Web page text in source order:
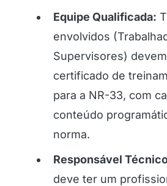
Equipe Qualificada:
envolvidos
Supervisores)
certificado de
para a NR-33, com
conteúdo
norma.
Responsável
deve ter um